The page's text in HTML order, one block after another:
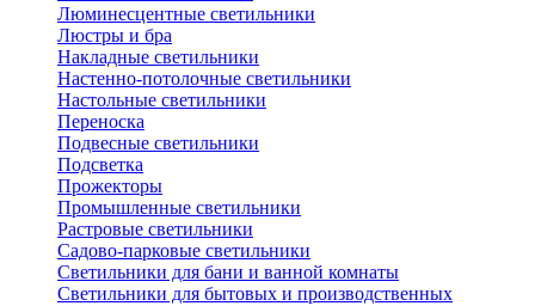
Люминесцентные светильники
Люстры и бра
Накладные светильники
Настенно-потолочные светильники
Настольные светильники
Переноска
Подвесные светильники
Подсветка
Прожекторы
Промышленные светильники
Растровые светильники
Садово-парковые светильники
Светильники для бани и ванной комнаты
Светильники для бытовых и производственных